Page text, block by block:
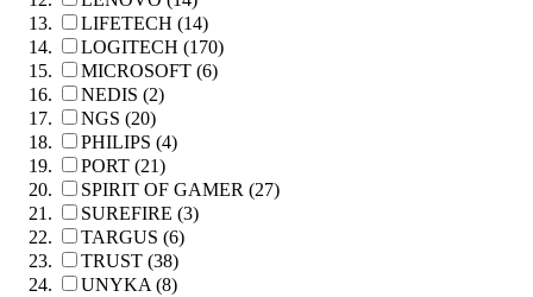
LIFETECH (14)
LOGITECH (170)
MICROSOFT (6)
NEDIS (2)
NGS (20)
PHILIPS (4)
PORT (21)
SPIRIT OF GAMER (27)
SUREFIRE (3)
TARGUS (6)
TRUST (38)
UNYKA (8)